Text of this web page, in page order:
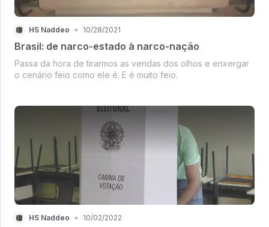
HS Naddeo • 10/28/2021
Brasil: de narco-estado à narco-nação
Passa da hora de tirarmos as vendas dos olhos e enxergar
o cenário feio como ele é. E é muito feio.
HS Naddeo • 10/02/2022